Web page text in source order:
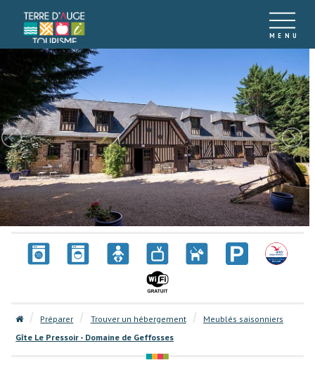
Préparer Trouver un hébergement
Meublés saisonniers
Gîte Le Pressoir - Domaine de Geffosses